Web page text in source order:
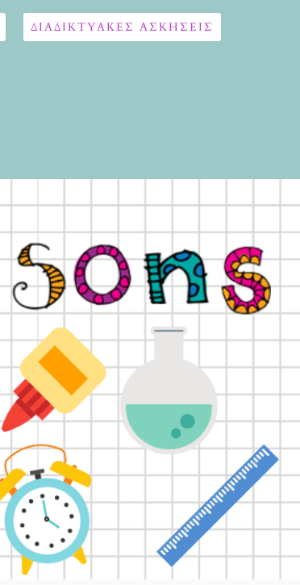
ΔΙΑΔΙΚΤΥΑΚΈΣ ΑΣΚΉΣΕΙΣ